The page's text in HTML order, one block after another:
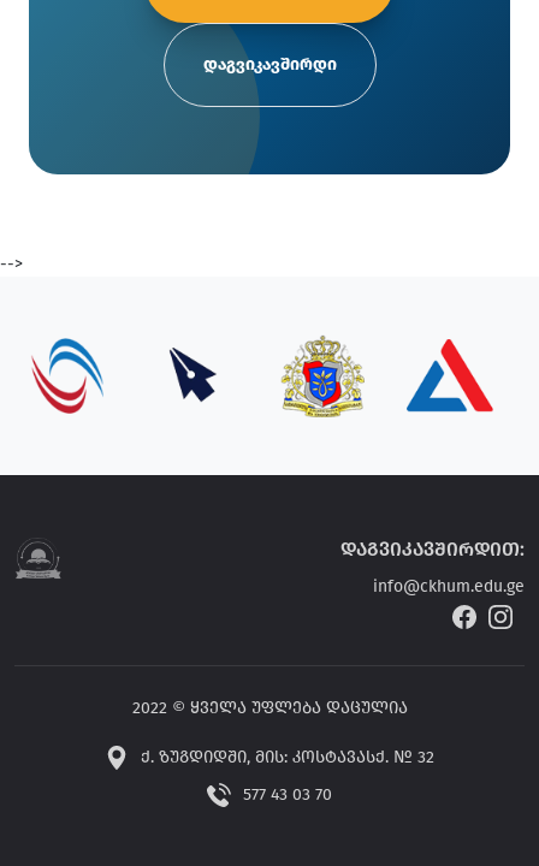
დაგვიკავშირდი
-->
დაგვიკავშირდით:
info@ckhum.edu.ge
2022 © ყველა უფლება დაცულია
ქ. ზუგდიდში, მის: კოსტავასქ. № 32
577 43 03 70